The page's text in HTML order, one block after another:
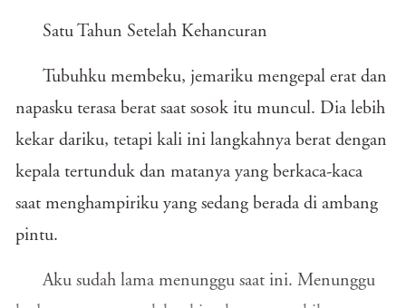
Satu Tahun Setelah Kehancuran
Tubuhku membeku, jemariku mengepal erat dan
napasku terasa berat saat sosok itu muncul. Dia lebih
kekar dariku, tetapi kali ini langkahnya berat dengan
kepala tertunduk dan matanya yang berkaca-kaca
saat menghampiriku yang sedang berada di ambang
pintu.
Aku sudah lama menunggu saat ini. Menunggu